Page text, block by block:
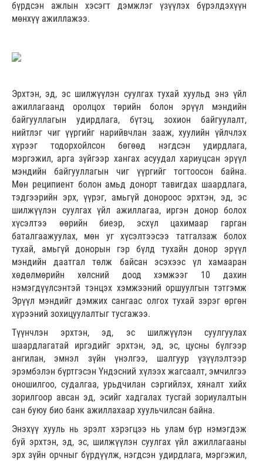
бүрдсэн ажлын хэсэгт дэмжлэг үзүүлэх бүрэлдэхүүн
мөнхүү ажиллажээ.
Эрхтэн, эд, эс шилжүүлэн суулгах тухай хуульд энэ үйл
ажиллагаанд оролцох төрийн болон эрүүл мэндийн
байгууллагын удирдлага, бүтэц, зохион байгуулалт,
нийтлэг чиг үүргийг нарийвчлан зааж, хуулийн үйлчлэх
хүрээг тодорхойлсон бөгөөд нэгдсэн удирдлага,
мэргэжил, арга зүйгээр хангах асуудал хариуцсан эрүүл
мэндийн байгууллагын чиг үүргийг тогтоосон байна.
Мөн реципиент болон амьд донорт тавигдах шаардлага,
тэдгээрийн эрх, үүрэг, амьгүй донороос эрхтэн, эд, эс
шилжүүлэн суулгах үйл ажиллагаа, иргэн донор болох
хүсэлтээ өөрийн биеэр, эсхүл цахимаар гарган
баталгаажуулах, мөн уг хүсэлтээсээ татгалзаж болох
тухай, амьгүй донорын гэр бүлд тухайн донор эрүүл
мэндийн даатгал төлж байсан эсэхээс үл хамааран
хөдөлмөрийн хөлсний доод хэмжээг 10 дахин
нэмэгдүүлсэнтэй тэнцэх хэмжээний оршуулгын тэтгэмж
Эрүүл мэндийг дэмжих сангаас олгох тухай зэрэг өргөн
хүрээний зохицуулалтыг тусгажээ.
Түүнчлэн эрхтэн, эд, эс шилжүүлэн суулгуулах
шаардлагатай иргэдийг эрхтэн, эд, эс, цусны бүлгээр
ангилан, эмнэл зүйн үнэлгээ, шалгуур үзүүлэлтээр
эрэмбэлэн бүртгэсэн Үндэсний хүлээх жагсаалт, эмчилгээ
оношилгоо, судалгаа, урьдчилан сэргийлэх, хяналт хийх
зорилгоор авсан эд, эсийг хадгалах тусгай зориулалтын
сан буюу био банк ажиллахаар хуульчилсан байна.
Энэхүү хууль нь эрэлт хэрэгцээ нь улам бүр нэмэгдэж
буй эрхтэн, эд, эс, шилжүүлэн суулгах үйл ажиллагааны
эрх зүйн орчныг бүрдүүлж, нэгдсэн удирдлага, мэргэжил,